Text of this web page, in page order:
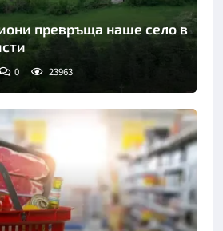
превръща наше село в
0 23963